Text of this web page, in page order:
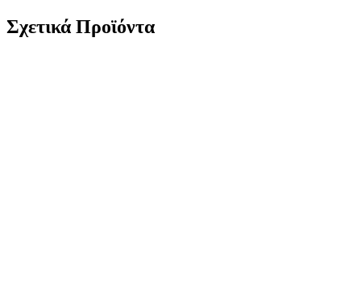
Σχετικά Προϊόντα